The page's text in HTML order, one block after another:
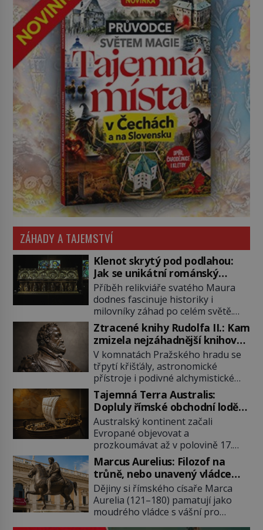
ZÁHADY A TAJEMSTVÍ
Klenot skrytý pod podlahou:
Jak se unikátní románský
poklad dostal do zapadlého
Bečova?
Příběh relikviáře svatého Maura
dodnes fascinuje historiky i
milovníky záhad po celém světě.
Tato románská zlatnická památka
ze 13. století je po českých
korunovačních klenotech druhým
nejcennějším movitým majetkem v
České republice. Přestože byl
klenot v roce 1985 po dramatickém
pátrání kriminalistů úspěšně
nalezen, jeho minulost stále
obestírá hustá mlha. Otázky, jak
přesně se tato […]
Ztracené knihy Rudolfa II.: Kam
zmizela nejzáhadnější knihovna
Evropy?
V komnatách Pražského hradu se
třpytí křišťály, astronomické
přístroje i podivné alchymistické
rukopisy. Císař Rudolf II.
shromažďuje vše, co souvisí s
tajemstvím přírody, hvězd i
lidského poznání. Jenže po jeho
smrti se jeho slavné sbírky začínají
rozpadat a část z nich mizí navždy.
Kdo odnesl nejvzácnější knihy? A
existují ještě někde zapomenuté
rukopisy, které nikdo […]
Tajemná Terra Australis:
Dopluly římské obchodní lodě
až do Austrálie?
Australský kontinent začali
Evropané objevovat a
prozkoumávat až v polovině 17.
století. Existuje však možnost, že
by se o tento vzdálený kontinent
mohly zajímat již evropské
starověké civilizace, a to o 15
století dříve? Již od starověku
kartografové zakreslovali do map
záhadný kontinent Terra Australis
Marcus Aurelius: Filozof na
trůně, nebo unavený vládce
závislý na opiu?
Dějiny si římského císaře Marca
Aurelia (121–180) pamatují jako
moudrého vládce s vášní pro